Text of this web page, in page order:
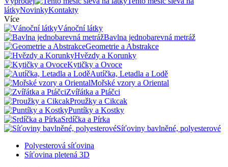
látkyNovinkyKontakty
Více
Vánoční látky
Bavlna jednobarevná metráž
Geometrie a Abstrakce
Hvězdy a Korunky
Kytičky a Ovoce
Autíčka, Letadla a Lodě
Mořské vzory a Oriental
Zvířátka a Ptáčci
Proužky a Cikcak
Puntíky a Kostky
Srdíčka a Pírka
Síťoviny bavlněné, polyesterové
Polyesterová síťovina
Síťovina pletená 3D